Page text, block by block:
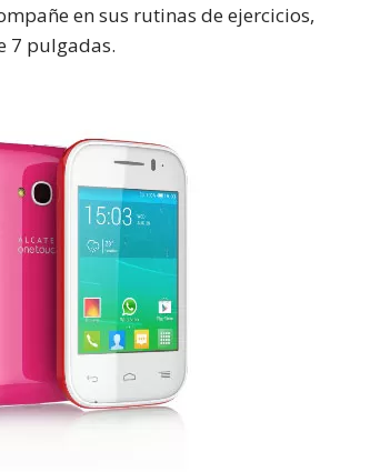
en sus rutinas de ejercicios,
7 pulgadas.